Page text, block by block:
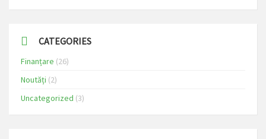
CATEGORIES
Finanțare (26)
Noutăți (2)
Uncategorized (3)